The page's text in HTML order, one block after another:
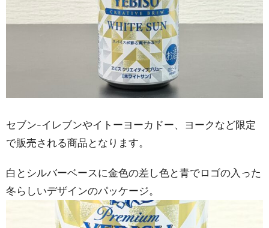
セブン-イレブンやイトーヨーカドー、ヨークなど限定
で販売される商品となります。
白とシルバーベースに金色の差し色と青でロゴの入った
冬らしいデザインのパッケージ。